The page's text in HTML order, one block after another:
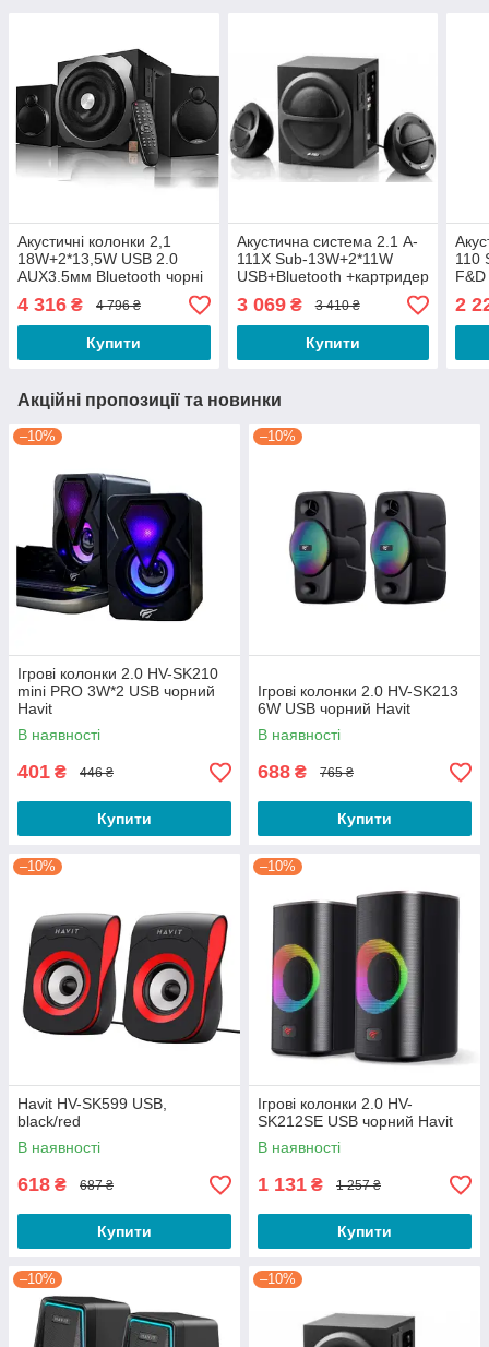
Акустичні колонки 2,1
18W+2*13,5W USB 2.0
AUX3.5мм Bluetooth чорні
F&D
4 316 ₴ 4 796 ₴
Купити
Акустична система 2.1 A-
111X Sub-13W+2*11W
USB+Bluetooth +картридер
SD/MMC/MS чорний F&D
3 069₴ 3 410 ₴
Купити
110
F&D
2
Акційні пропозиції та новинки
–10%
Ігрові колонки 2.0 HV-SK210
mini PRO 3W*2 USB чорний
Havit
В наявності
401 ₴ 446 ₴
Купити
–10%
Ігрові колонки 2.0 HV-SK213
6W USB чорний Havit
В наявності
688 ₴ 765 ₴
Купити
–10%
Havit HV-SK599 USB,
black/red
В наявності
618 ₴ 687 ₴
Купити
–10%
Ігрові колонки 2.0 HV-
SK212SE USB чорний Havit
В наявності
1 131 ₴ 1 257 ₴
Купити
–10% –10%